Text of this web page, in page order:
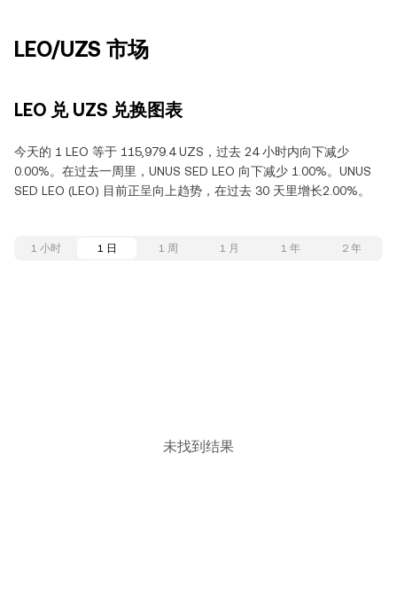
LEO/UZS 市场
LEO 兑 UZS 兑换图表
今天的 1 LEO 等于 115,979.4 UZS，过去 24 小时内向下减少
0.00%。在过去一周里，UNUS SED LEO 向下减少 1.00%。UNUS
SED LEO (LEO) 目前正呈向上趋势，在过去 30 天里增长2.00%。
1 小时 1 日 1 周 1 月 1 年 2 年
未找到结果